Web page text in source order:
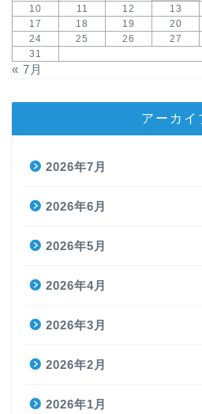
10 11 12 13
17
18 19 20
24
25 26 27
31
« 7月
アーカイ
2026年7月
2026年6月
2026年5月
2026年4月
2026年3月
2026年2月
2026年1月